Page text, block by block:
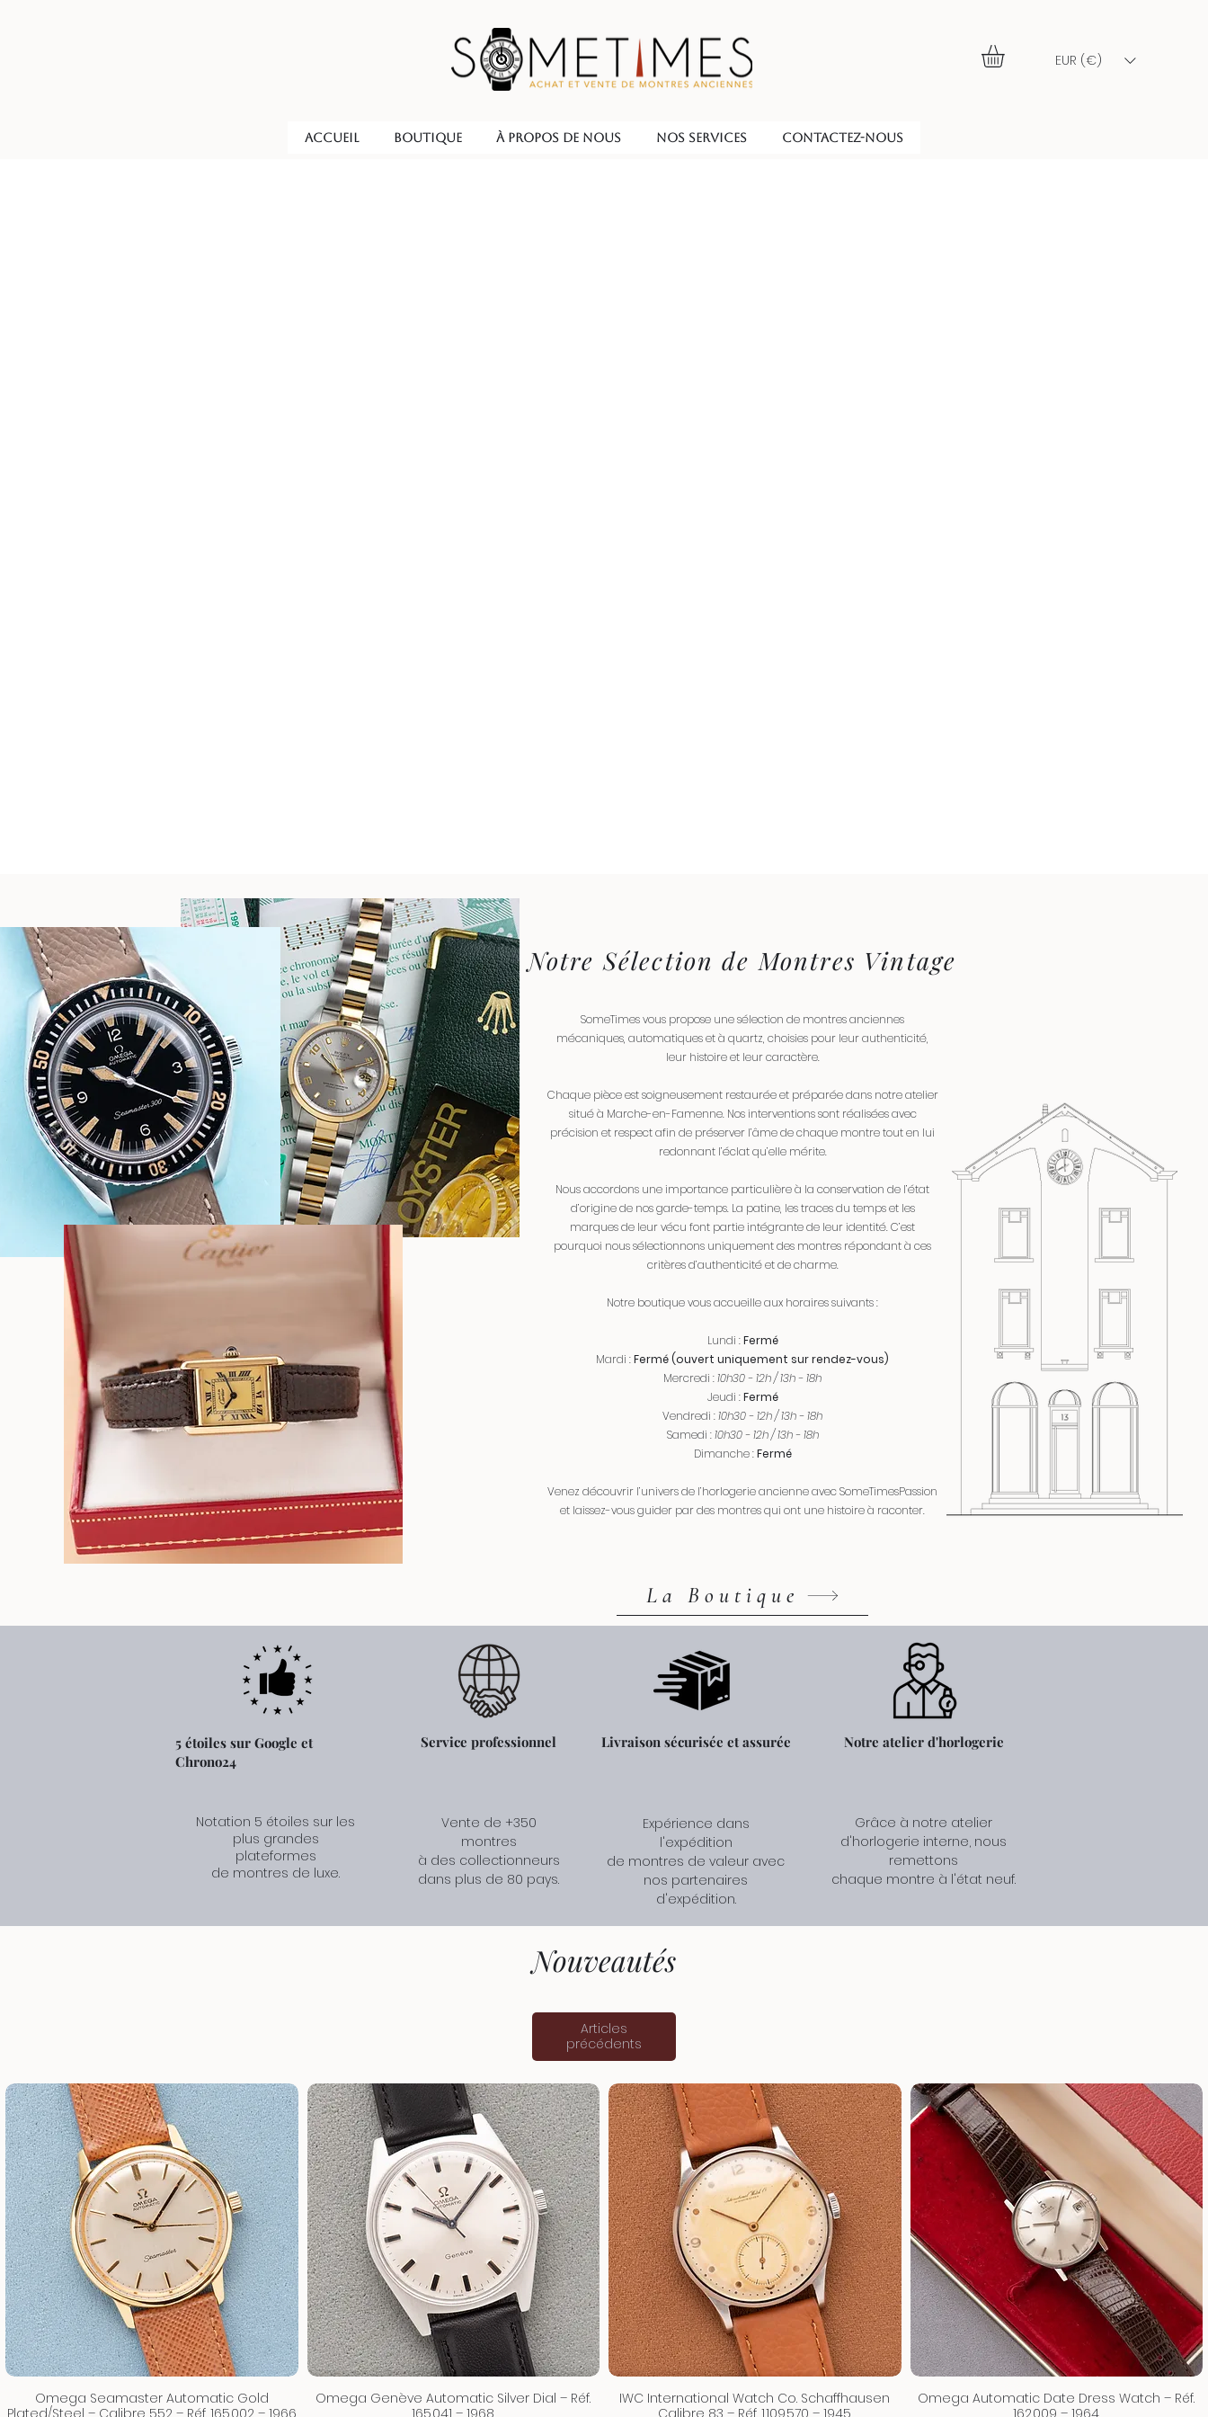
EUR (€)
ACCUEIL BOUTIQUE À PROPOS DE NOUS NOS SERVICES CONTACTEZ-NOUS
Notre Sélection de Montres Vintage
SomeTimes vous propose une sélection de montres anciennes
mécaniques, automatiques et à quartz, choisies pour leur authenticité,
leur histoire et leur caractère.
Chaque pièce est soigneusement restaurée et préparée dans notre atelier
situé à Marche-en-Famenne. Nos interventions sont réalisées avec
précision et respect afin de préserver l’âme de chaque montre tout en lui
redonnant l’éclat qu’elle mérite.
Nous accordons une importance particulière à la conservation de l’état
d’origine de nos garde-temps. La patine, les traces du temps et les
marques de leur vécu font partie intégrante de leur identité. C’est
pourquoi nous sélectionnons uniquement des montres répondant à ces
critères d’authenticité et de charme.
Notre boutique vous accueille aux horaires suivants :
Lundi :Fermé
Mardi :Fermé (ouvert uniquement sur rendez-vous)
Mercredi :10h30 - 12h / 13h - 18h
Jeudi :Fermé
Vendredi :10h30 - 12h / 13h - 18h
Samedi :10h30 - 12h / 13h - 18h
Dimanche :Fermé
Venez découvrir l’univers de l’horlogerie ancienne avec SomeTimesPassion
et laissez-vous guider par des montres qui ont une histoire à raconter.
La Boutique
5 étoiles sur Google et
Chrono24
Notation 5 étoiles sur les
plus grandes
plateformes
de montres de luxe.
Service professionnel
Vente de +350
montres
à des collectionneurs
dans plus de 80 pays.
Livraison sécurisée et assurée
Expérience dans
l'expédition
de montres de valeur avec
nos partenaires
d'expédition.
Notre atelier d'horlogerie
Grâce à notre atelier
d'horlogerie interne, nous
remettons
chaque montre à l'état neuf.
Nouveautés
Articles
précédents
Omega Seamaster Automatic Gold
Plated/Steel – Calibre 552 – Réf. 165.002 – 1966
Omega Genève Automatic Silver Dial – Réf.
165.041 – 1968
IWC International Watch Co. Schaffhausen
Calibre 83 – Réf. 1.109.570 – 1945
Omega Automatic Date Dress Watch – Réf.
162.009 – 1964